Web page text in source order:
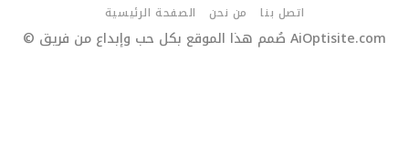
الصفحة الرئيسية من نحن اتصل بنا
© صُمم هذا الموقع بكل حب وإبداع من فريق AiOptisite.com